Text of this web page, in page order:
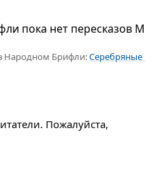
пока нет пересказов
Народном Брифли:Серебряные
Пожалуйста,